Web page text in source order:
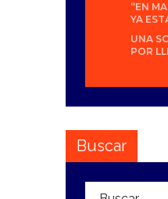
“EN
YA
UNA
POR
Buscar
Buscar: